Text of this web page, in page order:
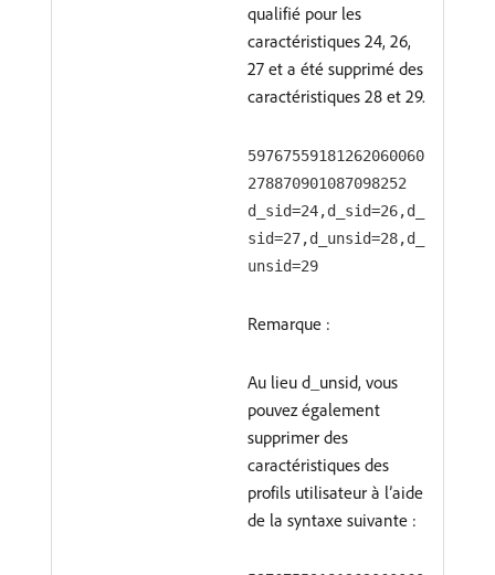
qualifié pour les
caractéristiques 24, 26,
27 et a été supprimé des
caractéristiques 28 et 29.
59767559181262060060
278870901087098252
d_sid=24,d_sid=26,d_
sid=27,d_unsid=28,d_
unsid=29
Remarque :
Au lieu d_unsid, vous
pouvez également
supprimer des
caractéristiques des
profils utilisateur à l’aide
de la syntaxe suivante :